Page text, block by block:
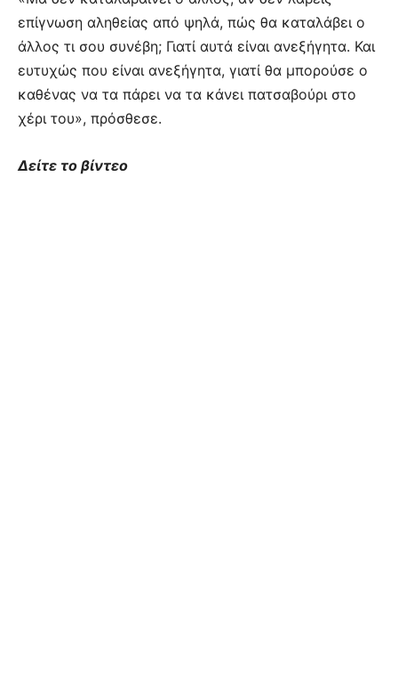
επίγνωση αληθείας από ψηλά, πώς θα καταλάβει ο
άλλος τι σου συνέβη; Γιατί αυτά είναι ανεξήγητα. Και
ευτυχώς που είναι ανεξήγητα, γιατί θα μπορούσε ο
καθένας να τα πάρει να τα κάνει πατσαβούρι στο
χέρι του», πρόσθεσε.
Δείτε το βίντεο